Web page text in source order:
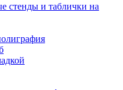
стенды и таблички на